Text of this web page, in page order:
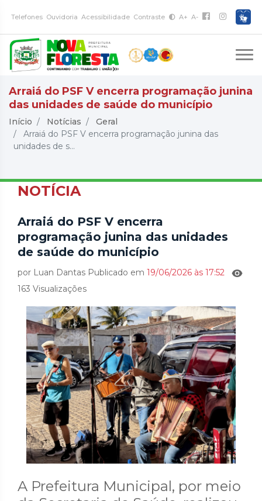
Telefones Ouvidoria Acessibilidade Contraste A+ A-
Arraiá do PSF V encerra programação junina
das unidades de saúde do município
Início Notícias
Geral
Arraiá do PSF V encerra programação junina das
unidades de s...
NOTÍCIA
Arraiá do PSF V encerra
programação junina das unidades
de saúde do município
por Luan Dantas Publicado em 19/06/2026 às 17:52
163 Visualizações
A Prefeitura Municipal, por meio